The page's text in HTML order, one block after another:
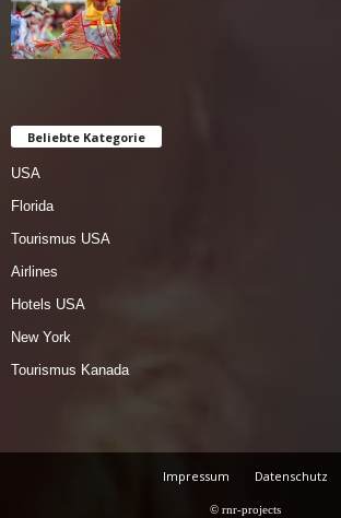
Beliebte Kategorie
USA
Florida
Tourismus USA
Airlines
Hotels USA
New York
Tourismus Kanada
Impressum Datenschutz
© rnr-projects